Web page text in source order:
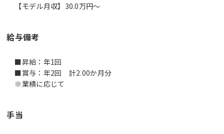
【モデル月収】30.0万円〜
給与備考
■昇給：年1回
■賞与：年2回 計2.00か月分
※業績に応じて
手当